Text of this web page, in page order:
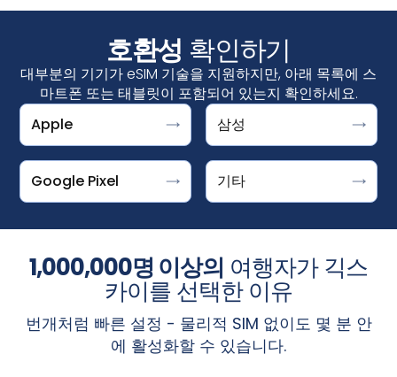
iPhone
iPhone XS, iPhone XS Max, iPhone XR 및 이후 버
전
다. 홍콩 및 마카오에서는 일부 iPhone 모델에 eSIM이 제공
됩니다.
설정 > 셀룰러화면에서 'eSIM 추가 ' 옵션이 표시되
면 iPhone이 eSIM을 지원하는 것입니다.
참고: 설정 > 일반 > 정보 화면의 '이동 통신사 잠금' 섹션에
설정 > 연결 > SIM 관리자↪f_200D↩
↪f_200D↩에서 "eSIM 추가"가 표시되면 기기가 eSIM을 지
원하는 것입니다.
갤럭시 S25/S25+/S25 울트라, 갤럭시
울트라, 갤럭시 S21/S21+/S21 울트라, 갤럭시
S20/S20+/S20 울트라, 갤럭시 S20/S20+/S20 울
갤럭시 Z 폴드7 / 플립7, 갤럭시 Z 폴드6 / 플립6,
갤럭시 Z 폴드5 / Z 플립5, 갤럭시 Z 폴드4 / 플립
4, 갤럭시 Z 폴드3 / 플립3, 갤럭시 Z 폴드2, 갤럭시
"Download a SIM instead?"라는 메시지가 표시되면
Google Pixel은 eSIM을 사용할 수 있는 기기입니다. 설정 >
네트워크 및 인터넷 > SIM +를 탭한 후 옵션을 선택하세요.
Pixel 8, 8a, 8 Pro
Pixel 7, 7a, 7 Pro
Pixel Fold
Pixel 6, 6a, 6 Pro
Pixel 5, 5a
DOOGEE V30 지원 ESIM
Fairphone 4
Honor Magic 4 Pro
‍MicrosoftSurface Pro X
Planet Cosmo Communicator
Planet Gemini PDA - 4G+WiFi
Rakuten Mini, 빅, 빅-S, 핸드, 핸드 5G
Sharp Aquos Sense6s, Aquos Wish
Sony Xperia 1 IV, Xperia 10 III Lite, Xperia 10 IV
호환성 확인하기
대부분의 기기가 eSIM 기술을 지원하지만, 아래 목록에 스
마트폰 또는 태블릿이 포함되어 있는지 확인하세요.
Apple
삼성
Google Pixel 기타
1,000,000명 이상의 여행자가 긱스
카이를 선택한 이유
번개처럼 빠른 설정 - 물리적 SIM 없이도 몇 분 안
에 활성화할 수 있습니다.